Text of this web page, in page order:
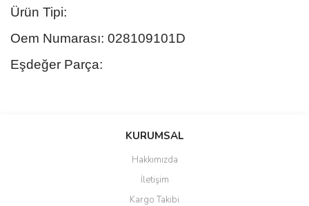
Ürün Tipi:
Oem Numarası: 028109101D
Eşdeğer Parça:
Bu ürüne ilk yorumu siz yapın!
Yorum Yaz
Ürün resmi kalitesiz, bozuk veya görüntülenemiyor.
Ürün açıklamasında eksik bilgiler bulunuyor.
KURUMSAL
Hakkımızda
İletişim
Kargo Takibi